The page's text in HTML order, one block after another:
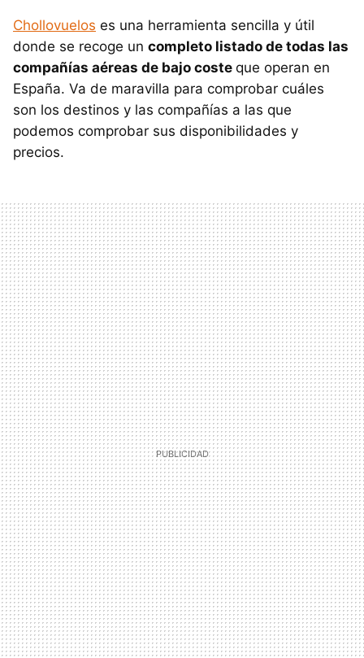
Chollovuelos es una herramienta sencilla y útil
donde se recoge un completo listado de todas las
compañías aéreas de bajo coste que operan en
España. Va de maravilla para comprobar cuáles
son los destinos y las compañías a las que
podemos comprobar sus disponibilidades y
precios.